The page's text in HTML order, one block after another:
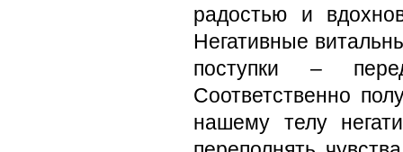
радостью и
Негативные
поступки –
Соответственно
нашему телу